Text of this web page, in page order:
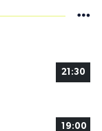
21:30
19:00